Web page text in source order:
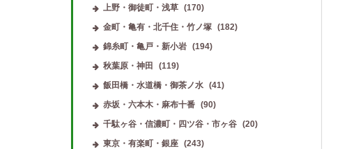
上野・御徒町・浅草
(170)
金町・亀有・北千住・竹ノ塚
(182)
錦糸町・亀戸・新小岩
(194)
秋葉原・神田
(119)
飯田橋・水道橋・御茶ノ水
(41)
赤坂・六本木・麻布十番
(90)
千駄ヶ谷・信濃町・四ツ谷・市ヶ谷
(20)
東京・有楽町・銀座
(243)